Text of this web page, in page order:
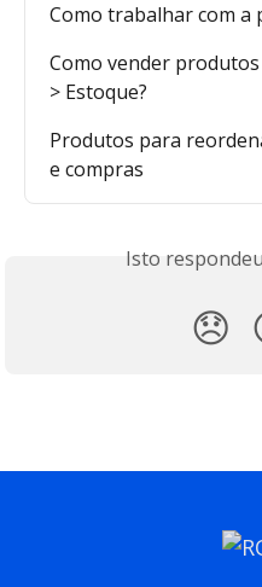
Como trabalhar com a
Como vender
> Estoque?
Produtos para
e compras
Isto
😞